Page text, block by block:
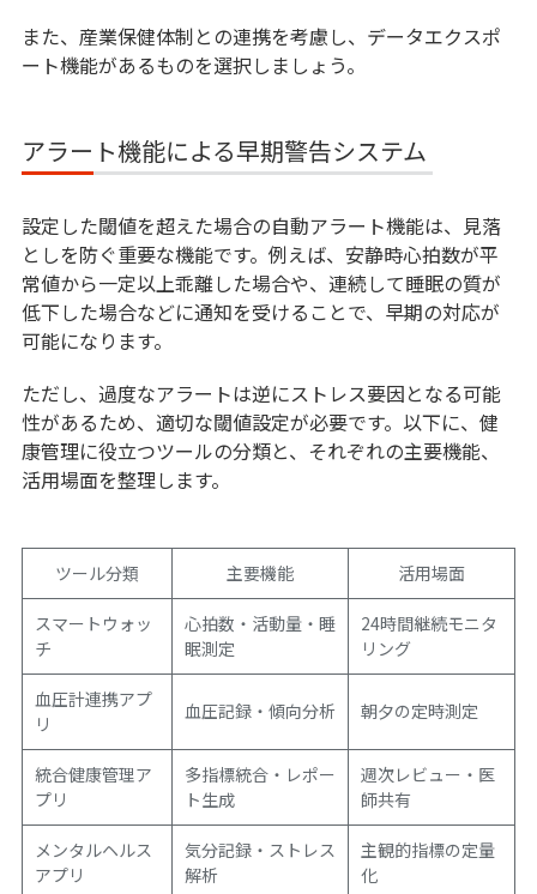
また、産業保健体制との連携を考慮し、データエクスポ
ート機能があるものを選択しましょう。
アラート機能による早期警告システム
設定した閾値を超えた場合の自動アラート機能は、見落
としを防ぐ重要な機能です。例えば、安静時心拍数が平
常値から一定以上乖離した場合や、連続して睡眠の質が
低下した場合などに通知を受けることで、早期の対応が
可能になります。
ただし、過度なアラートは逆にストレス要因となる可能
性があるため、適切な閾値設定が必要です。以下に、健
康管理に役立つツールの分類と、それぞれの主要機能、
活用場面を整理します。
ツール分類 主要機能 活用場面
スマートウォッ
チ
心拍数・活動量・睡
眠測定
24時間継続モニタ
リング
血圧計連携アプ
リ
血圧記録・傾向分析 朝夕の定時測定
統合健康管理ア
プリ
多指標統合・レポー
ト生成
週次レビュー・医
師共有
メンタルヘルス
アプリ
気分記録・ストレス
解析
主観的指標の定量
化